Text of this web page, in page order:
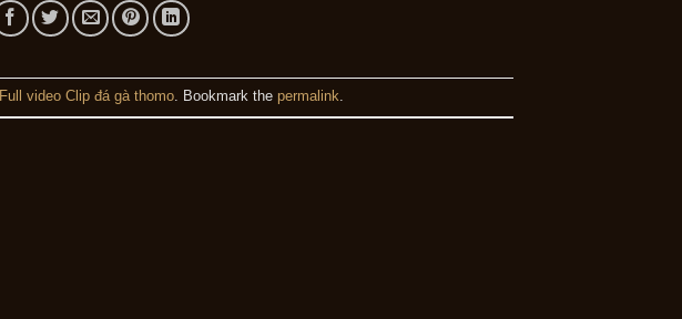
Full video Clip đá gà thomo. Bookmark the permalink.